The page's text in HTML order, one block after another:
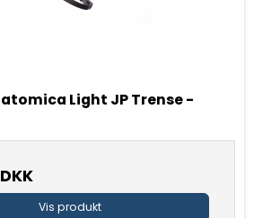
Light JP Trense -
Vis produkt